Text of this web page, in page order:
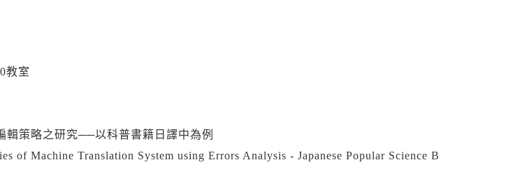
教室
輯策略之研究──以科普書籍日譯中為例
of Machine Translation System using Errors Analysis - Japanese Popular Science B